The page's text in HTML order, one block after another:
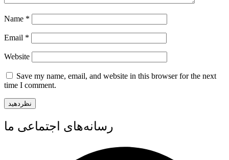
Name *
Email *
Website
Save my name, email, and website in this browser for the next
time I comment.
رسانه‌های اجتماعی ما